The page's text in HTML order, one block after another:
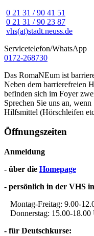
0 21 31 / 90 41 51
0 21 31 / 90 23 87
vhs(at)stadt.neuss.de
Servicetelefon/WhatsApp
0172-268730
Das RomaNEum ist
Neben dem barrierefreien
befinden sich im Foyer
Sprechen Sie uns an,
Hilfsmittel (Hörschleifen
Öffnungszeiten
Anmeldung
- über die Homepage
- persönlich in der VHS
Montag-Freitag: 9.00-
Donnerstag: 15.00-18.00
- für Deutschkurse: